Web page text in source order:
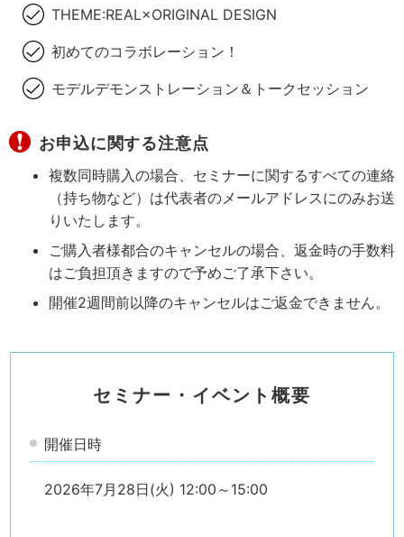
THEME:REAL×ORIGINAL DESIGN
初めてのコラボレーション！
モデルデモンストレーション＆トークセッション
お申込に関する注意点
複数同時購入の場合、セミナーに関するすべての連絡
（持ち物など）は代表者のメールアドレスにのみお送
りいたします。
ご購入者様都合のキャンセルの場合、返金時の手数料
はご負担頂きますので予めご了承下さい。
開催2週間前以降のキャンセルはご返金できません。
セミナー・イベント概要
開催日時
2026年7月28日(火) 12:00～15:00